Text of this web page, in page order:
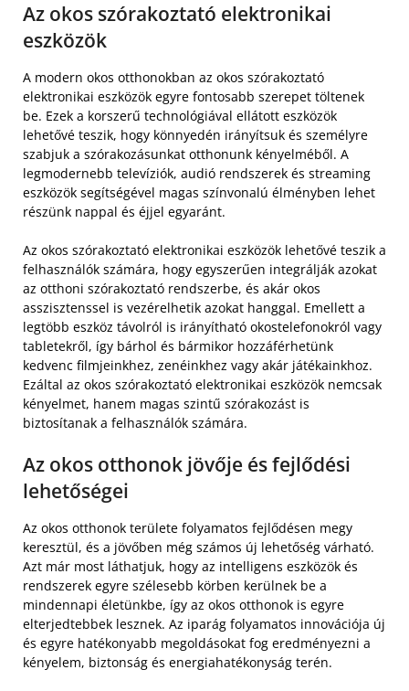
Az okos szórakoztató elektronikai
eszközök
A modern okos otthonokban az okos szórakoztató
elektronikai eszközök egyre fontosabb szerepet töltenek
be. Ezek a korszerű technológiával ellátott eszközök
lehetővé teszik, hogy könnyedén irányítsuk és személyre
szabjuk a szórakozásunkat otthonunk kényelméből. A
legmodernebb televíziók, audió rendszerek és streaming
eszközök segítségével magas színvonalú élményben lehet
részünk nappal és éjjel egyaránt.
Az okos szórakoztató elektronikai eszközök lehetővé teszik a
felhasználók számára, hogy egyszerűen integrálják azokat
az otthoni szórakoztató rendszerbe, és akár okos
asszisztenssel is vezérelhetik azokat hanggal. Emellett a
legtöbb eszköz távolról is irányítható okostelefonokról vagy
tabletekről, így bárhol és bármikor hozzáférhetünk
kedvenc filmjeinkhez, zenéinkhez vagy akár játékainkhoz.
Ezáltal az okos szórakoztató elektronikai eszközök nemcsak
kényelmet, hanem magas szintű szórakozást is
biztosítanak a felhasználók számára.
Az okos otthonok jövője és fejlődési
lehetőségei
Az okos otthonok területe folyamatos fejlődésen megy
keresztül, és a jövőben még számos új lehetőség várható.
Azt már most láthatjuk, hogy az intelligens eszközök és
rendszerek egyre szélesebb körben kerülnek be a
mindennapi életünkbe, így az okos otthonok is egyre
elterjedtebbek lesznek. Az iparág folyamatos innovációja új
és egyre hatékonyabb megoldásokat fog eredményezni a
kényelem, biztonság és energiahatékonyság terén.